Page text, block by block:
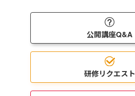
公開講座Q&A
研修リクエスト